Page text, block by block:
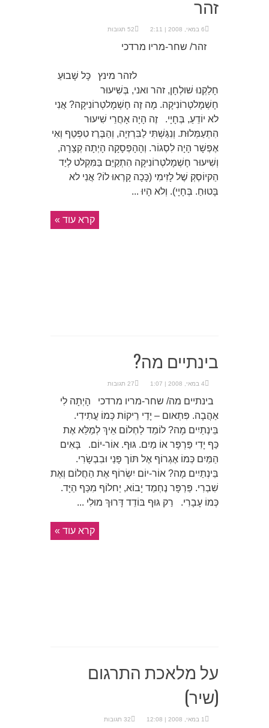
זהר
6 במאי, 2008 | 2:11 52 תגובות
זהר/ שחר-מריו מרדכי
לזהר מינץ כָּל שָׁבוּעַ
חָלַקְנוּ שׁולְחָן, זהר ואני, בְּשִׁיעוּר
חָשְׁמָלטְרוֹנִיקָה. מָה זֶה חָשְׁמָלטְרוֹנִיקָה? אֲנִי
לא יוֹדֵעַ, בְּחָיָי. זֶה הָיָה אָחֲרֵי שִׁיעוּר
הִתְעַמְּלוּת. וְנִגַּשְׁתִּי לַבִּרְזִיָה, וְהַבֶּרֶז טִפְטֵף וְאִי
אֶפְשָׁר הָיָה לִסְגוֹר. וְהָהָפְסָקָה הָיְתָה קְצָרָה,
וְשִׁיעוּר חָשְׁמָלטְרוֹנִיקָה הִתְקַיֵּם בַּמִּקְלט לְיַד
הַקיוֹסְקְ שֶׁל לָזִימִי (כָּכָה קָרְאוּ לוֹ? אֲנִי לא
בָּטוּחַ. בְּחָיָי). וְלא הָיוּ ...
קרא עוד »
בינתיים מה?
4 במאי, 2008 | 1:07 27 תגובות
בינתיים מה/ שחר-מריו מרדכי הָיְתָה לִי
אַהֲבָה. פִּתְאום – יָדַי רֵיקוֹת כְּמוֹ עֲתִידִי.
בֵּינְתַיִים מָה? לוֹמֵד לַחְלוֹם אֵיךְ לְמַלֵּא אֶת
כַּף יָדִי פַּרְפָּר אוֹ מַיִם. גּוּף. אוֹר-יוֹם. בָּאִים
הַמַּיִם כְּמוֹ אֶגְרוֹף אֶל תּוֹך פָּנַי וּבִבְשָׂרִי.
בֵּינְתַיִים מָה? אוֹר-יוֹם יִשְׂרוֹף אֶת הַחֲלוֹם וְאֶת
שִׁבְרִי. פַּרְפָּר נֶחְמַד יָבוֹא, יַחלוֹף מִכַּף הַיָּד.
כְּמוֹ עָבָרִי. רַק גּוּף בּוֹדֵד דָּרוּךְ מוּלִי ...
קרא עוד »
על מלאכת התרגום
(שיר)
1 במאי, 2008 | 12:08 32 תגובות